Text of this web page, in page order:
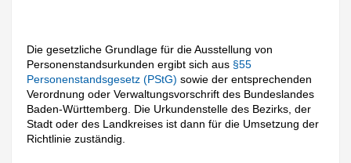
Die gesetzliche Grundlage für die Ausstellung von
Personenstandsurkunden ergibt sich aus §55
Personenstandsgesetz (PStG)sowie der entsprechenden
Verordnung oder Verwaltungsvorschrift des Bundeslandes
Baden-Württemberg. Die Urkundenstelle des Bezirks, der
Stadt oder des Landkreises ist dann für die Umsetzung der
Richtlinie zuständig.